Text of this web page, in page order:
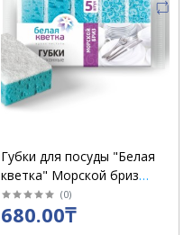
Губки для посуды "Белая
кветка" Морской бриз
/0204 /уп 5 шт
(0)
680.00₸